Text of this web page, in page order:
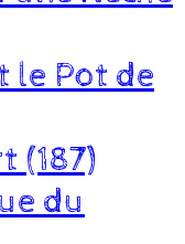
le Pot de
(187)
du